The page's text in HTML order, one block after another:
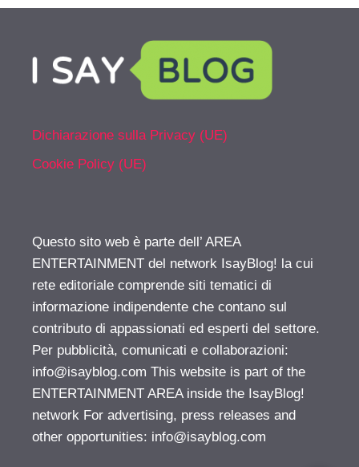
Dichiarazione sulla Privacy (UE)
Cookie Policy (UE)
Questo sito web è parte dell’ AREA
ENTERTAINMENT del network IsayBlog! la cui
rete editoriale comprende siti tematici di
informazione indipendente che contano sul
contributo di appassionati ed esperti del settore.
Per pubblicità, comunicati e collaborazioni:
info@isayblog.com This website is part of the
ENTERTAINMENT AREA inside the IsayBlog!
network For advertising, press releases and
other opportunities: info@isayblog.com